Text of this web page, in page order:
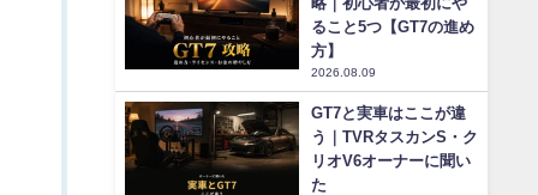
略｜初心者が最初にや
ること5つ【GT7の進め
方】
2026.08.09
GT7と実車はここが違
う｜TVRタスカンS・ク
リオV6オーナーに聞い
た